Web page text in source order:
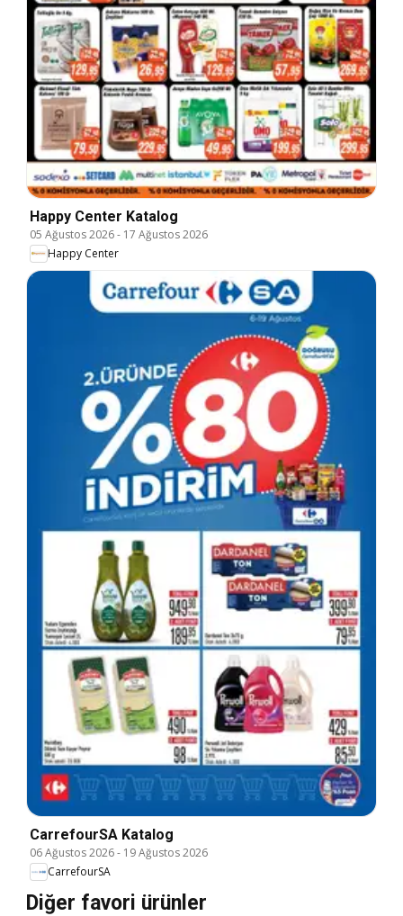
Happy Center Katalog
05 Ağustos 2026- 17 Ağustos 2026
Happy Center
CarrefourSA Katalog
06 Ağustos 2026- 19 Ağustos 2026
CarrefourSA
Diğer favori ürünler